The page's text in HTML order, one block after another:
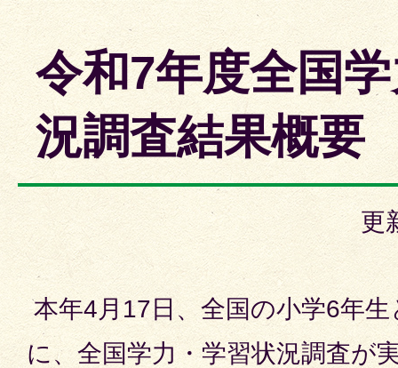
令和7年度全国
況調査結果概要
更
本年4月17日、全国の小学6年生
に、全国学力・学習状況調査が